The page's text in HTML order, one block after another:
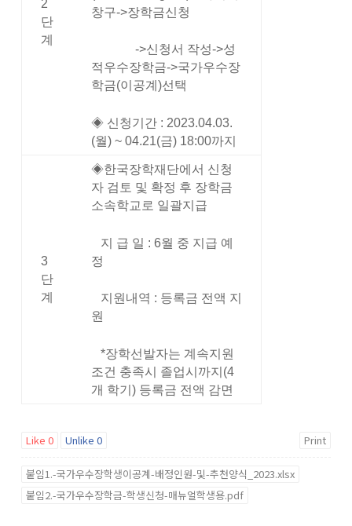
2
단
계
창구->장학금신청
->신청서 작성->성
적우수장학금->국가우수장
학금(이공계)선택
◈ 신청기간 : 2023.04.03.
(월) ~ 04.21(금) 18:00까지
3
단
계
◈한국장학재단에서 신청
자 검토 및 확정 후 장학금
소속학교로 일괄지급
지 급 일 : 6월 중 지급 예
정
지원내역 : 등록금 전액 지
원
*장학선발자는 계속지원
조건 충족시 졸업시까지(4
개 학기) 등록금 전액 감면
Like0 Unlike0 Print
붙임1.-국가우수장학생이공계-배정인원-및-추천양식_2023.xlsx
붙임2.-국가우수장학금-학생신청-매뉴얼학생용.pdf